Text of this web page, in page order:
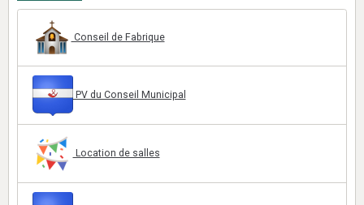
Conseil de Fabrique
PV du Conseil Municipal
Location de salles